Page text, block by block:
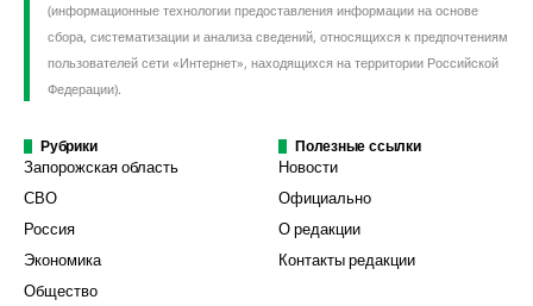
(информационные технологии предоставления информации на основе
сбора, систематизации и анализа сведений, относящихся к предпочтениям
пользователей сети «Интернет», находящихся на территории Российской
Федерации).
Рубрики
Запорожская область
СВО
Россия
Экономика
Общество
Полезные ссылки
Новости
Официально
О редакции
Контакты редакции